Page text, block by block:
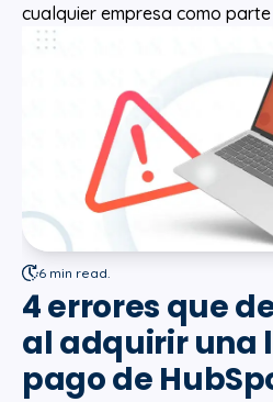
cualquier empresa como parte
6 min read.
4 errores que
al adquirir una
pago de